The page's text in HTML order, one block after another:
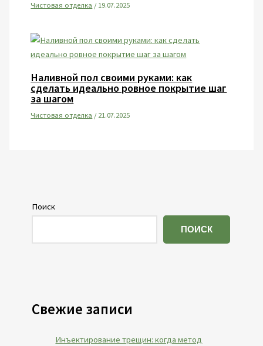
Чистовая отделка /19.07.2025
Наливной пол своими руками: как
сделать идеально ровное покрытие шаг
за шагом
Чистовая отделка /21.07.2025
Поиск
ПОИСК
Свежие записи
Инъектирование трещин: когда метод